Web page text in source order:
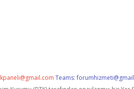
Teams: